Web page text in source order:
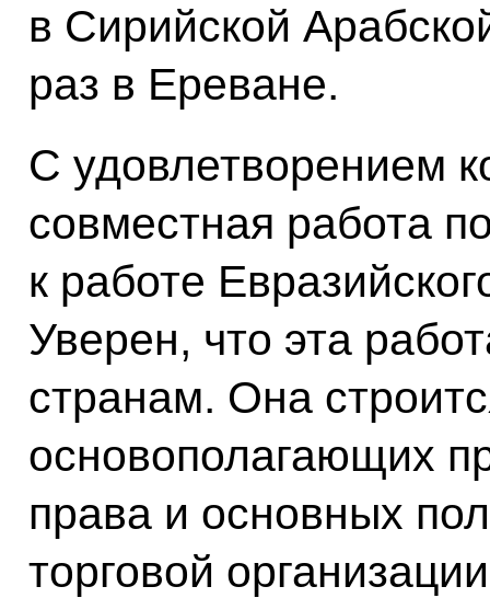
в Сирийской
раз в Ереване.
С удовлетворением
совместная работа
к работе
Уверен, что эта
странам. Она
основополагающих
права и основных
торговой